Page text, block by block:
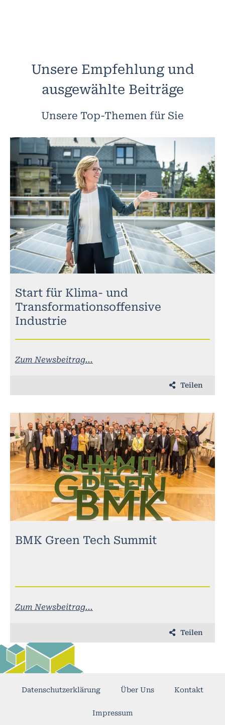
Unsere Empfehlung und
ausgewählte Beiträge
Unsere Top-Themen für Sie
Start für Klima- und
Transformationsoffensive
Industrie
Zum Newsbeitrag...
Teilen
BMK Green Tech Summit
Zum Newsbeitrag...
Teilen
Datenschutzerklärung Über Uns Kontakt
Impressum